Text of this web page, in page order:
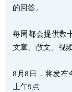
的回答。
每周都会提供数
文章、散文、视
8月8日，将发布
上午9点